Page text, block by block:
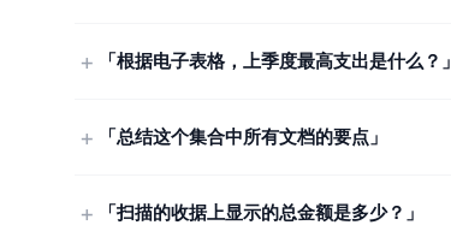
「根据电子表格，上季度最高支出是什么？」
「总结这个集合中所有文档的要点」
「扫描的收据上显示的总金额是多少？」